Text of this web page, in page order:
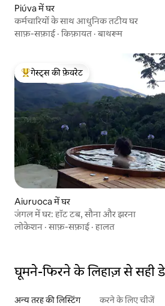
Piúva में घर
कर्मचारियों के साथ आधुनिक तटीय घर
साफ़-सफ़ाई·किफ़ायत ·बाथरूम
गेस्ट्स का टॉप फ़ेवरेट
गेस्ट्स की फ़ेवरेट
Aiuruoca में घर
जंगल में घर: हॉट टब, सौना और झरना
लोकेशन ·साफ़-सफ़ाई·हालत
घूमने-फिरने के लिहाज़ से सही
अन्य तरह की लिस्टिंग करने के लिए चीजें